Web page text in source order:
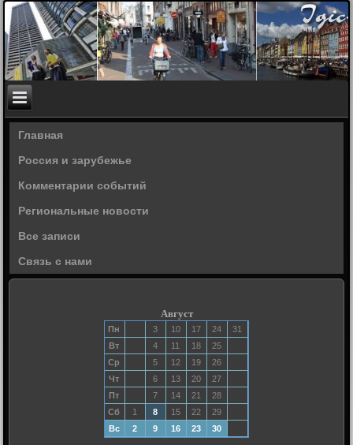
Главная
Россия и зарубежье
Комментарии событий
Региональные новости
Все записи
Связь с нами
Август
Пн 3 10 17 24
31
Вт
4 11 18
25
Ср
5 12 19
26
Чт
6 13 20
27
Пт
7 14 21
28
Сб
1 8 15 22
29
Вс
2 9 16 23 30